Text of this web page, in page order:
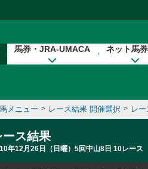
馬券・JRA-UMACA ネット馬
メニュー > レース結果 開催選択 > レ
ース結果
年12月26日（日曜）5回中山8日 10レース